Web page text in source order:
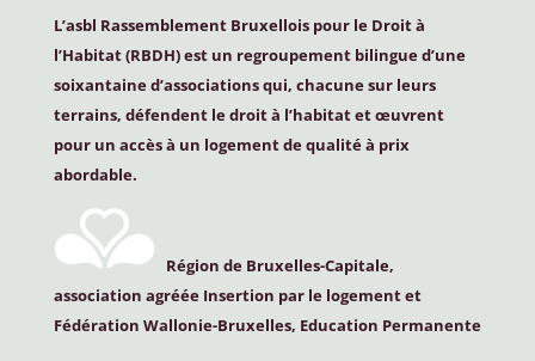
L’asbl Rassemblement Bruxellois pour le Droit à
l’Habitat (RBDH) est un regroupement bilingue d’une
soixantaine d’associations qui, chacune sur leurs
terrains, défendent le droit à l’habitat et œuvrent
pour un accès à un logement de qualité à prix
abordable.
Région de Bruxelles-Capitale,
association agréée Insertion par le logement et
Fédération Wallonie-Bruxelles, Education Permanente